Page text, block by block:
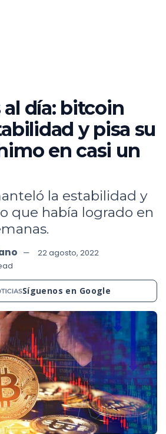
al día: bitcoin
y pisa su
en casi un
la estabilidad y
que había logrado en
22 agosto, 2022
Síguenos en Google